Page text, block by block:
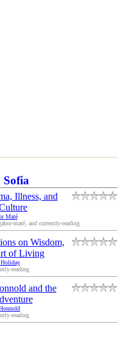
Sofia
Illness, and
Maté
maté, and currently-reading
on Wisdom,
of Living
reading
and the
reading